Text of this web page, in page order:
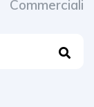
Commerciali